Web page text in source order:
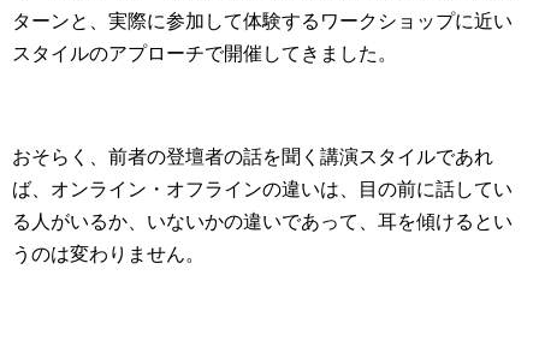
ターンと、実際に参加して体験するワークショップに近い
スタイルのアプローチで開催してきました。
おそらく、前者の登壇者の話を聞く講演スタイルであれ
ば、オンライン・オフラインの違いは、目の前に話してい
る人がいるか、いないかの違いであって、耳を傾けるとい
うのは変わりません。